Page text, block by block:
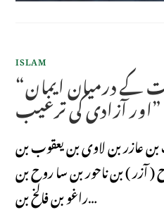
ISLAM
“حضرت موسیٰ: مشکلات کے درمیان ایمان
اور آزادی کی ترغیب”
عازر بن لاوى بن يعقوب بن
( آزر ) بن ناحور بن سا روح بن
راغو بن فالخ بن…